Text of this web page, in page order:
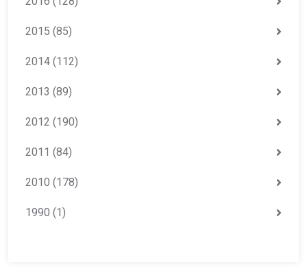
2015 (85)
2014 (112)
2013 (89)
2012 (190)
2011 (84)
2010 (178)
1990 (1)